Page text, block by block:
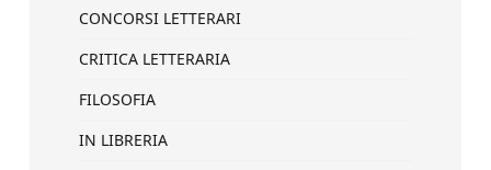
CONCORSI LETTERARI
CRITICA LETTERARIA
FILOSOFIA
IN LIBRERIA